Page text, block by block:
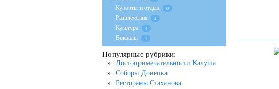
Курорты и отдых 0
Развлечения 2
Культура 4
Вокзалы 4
Популярные рубрики:
Достопримечательности Калуша
Соборы Донецка
Рестораны Стаханова